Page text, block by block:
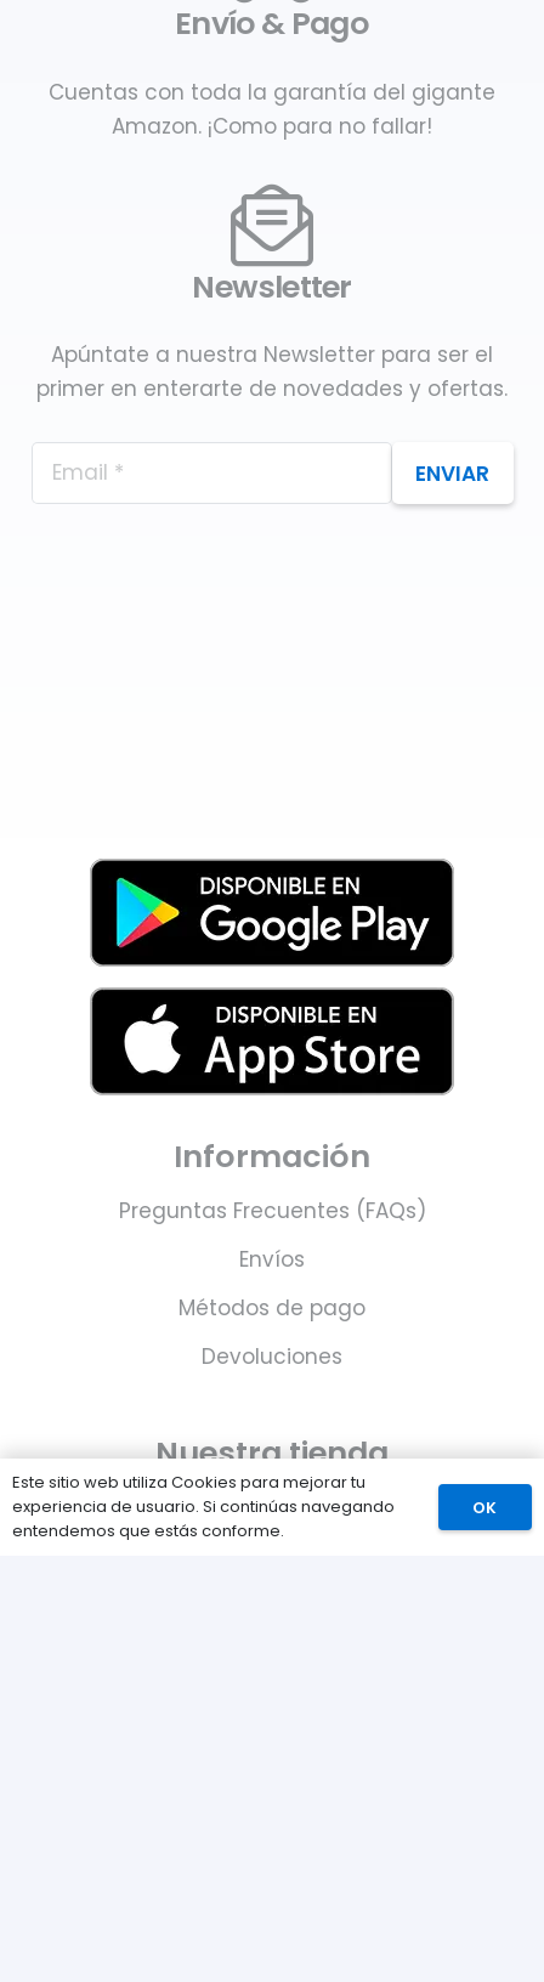
Envío & Pago
Cuentas con toda la garantía del gigante
Amazon. ¡Como para no fallar!
Newsletter
Apúntate a nuestra Newsletter para ser el
primer en enterarte de novedades y ofertas.
ENVIAR
Información
Preguntas Frecuentes (FAQs)
Envíos
Métodos de pago
Devoluciones
Nuestra tienda
Sobre nosotros
Este sitio web utiliza Cookies para mejorar tu
experiencia de usuario. Si continúas navegando
entendemos que estás conforme.
OK